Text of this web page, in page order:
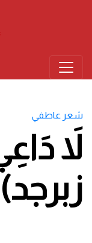
شعر عاطفي
لاَ
زبرجد)